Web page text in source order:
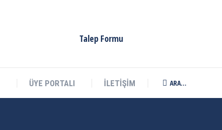
Talep Formu
ÜYE PORTALI İLETİŞİM Search:
ARA...